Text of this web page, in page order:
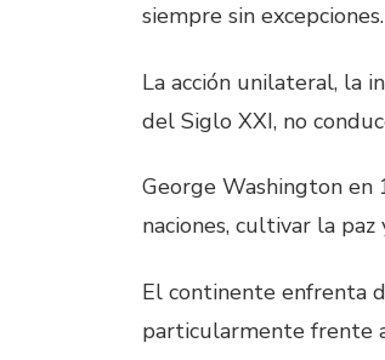
siempre sin excepciones.
La acción unilateral, la
del Siglo XXI, no
George Washington en
naciones, cultivar la
El continente enfrenta
particularmente frente